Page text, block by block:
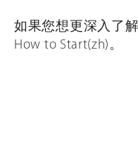
如果您想更深入了
How to Start(zh)。